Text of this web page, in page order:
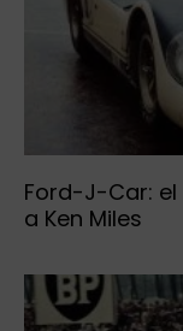
Ford-J-Car:
a Ken Miles